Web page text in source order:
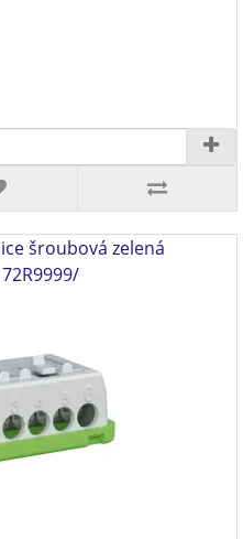
šroubová zelená